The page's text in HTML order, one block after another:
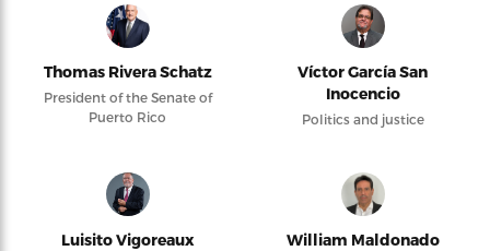
Thomas Rivera Schatz
President of the Senate of
Puerto Rico
Víctor García San
Inocencio
Politics and justice
Luisito Vigoreaux William Maldonado